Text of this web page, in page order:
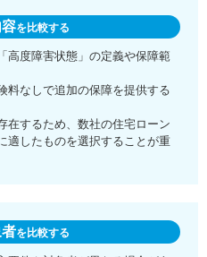
を比較する
高度障害状態」の定義や保障範
料なしで追加の保障を提供する
在するため、数社の住宅ローン
適したものを選択することが重
を比較する